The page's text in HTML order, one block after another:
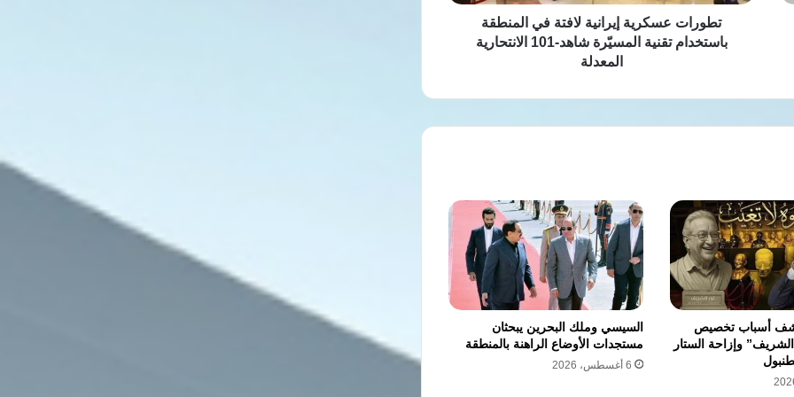
شاهد-101
الانتحارية
تطورات عسكرية إيرانية لافتة في المنطقة
باستخدام تقنية المسيّرة شاهد-101 الانتحارية
المعدلة
أسباب تخصيص
وإزاحة الستار
السيسي وملك البحرين يبحثان
مستجدات الأوضاع الراهنة بالمنطقة
6 أغسطس، 2026